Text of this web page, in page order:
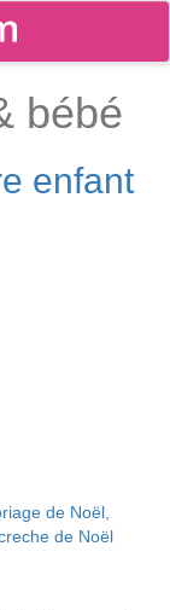
bébé
enfant
de Noël
de Noël